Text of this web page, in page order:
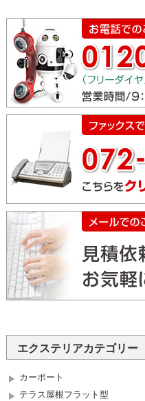
エクステリアカテゴリー
カーポート
テラス屋根フラット型